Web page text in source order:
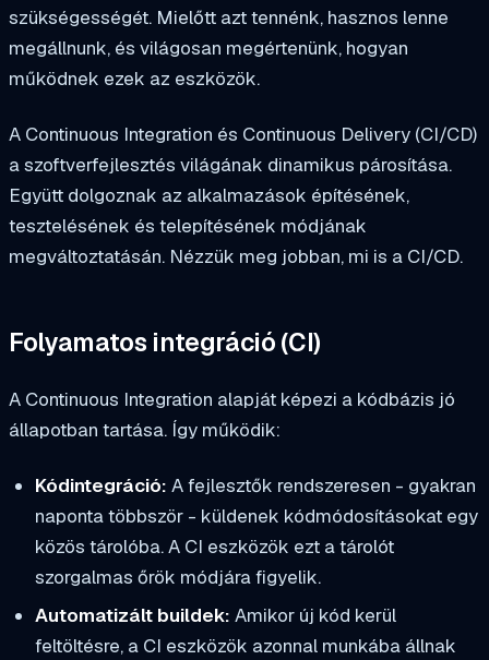
szükségességét. Mielőtt azt tennénk, hasznos lenne
megállnunk, és világosan megértenünk, hogyan
működnek ezek az eszközök.
A Continuous Integration és Continuous Delivery (CI/CD)
a szoftverfejlesztés világának dinamikus párosítása.
Együtt dolgoznak az alkalmazások építésének,
tesztelésének és telepítésének módjának
megváltoztatásán. Nézzük meg jobban, mi is a CI/CD.
Folyamatos integráció (CI)
A Continuous Integration alapját képezi a kódbázis jó
állapotban tartása. Így működik:
Kódintegráció: A fejlesztők rendszeresen - gyakran
naponta többször - küldenek kódmódosításokat egy
közös tárolóba. A CI eszközök ezt a tárolót
szorgalmas őrök módjára figyelik.
Automatizált buildek: Amikor új kód kerül
feltöltésre, a CI eszközök azonnal munkába állnak